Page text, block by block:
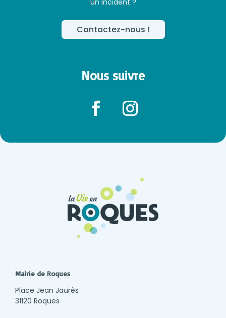
Contactez-nous !
Nous suivre
Mairie de Roques
Place Jean Jaurès
31120 Roques